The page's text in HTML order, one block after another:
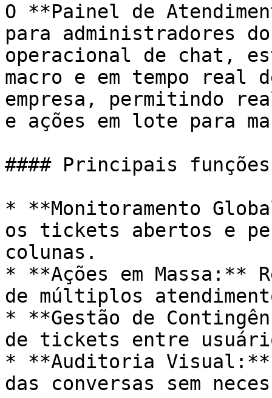
O **Painel de
para administradores
operacional de chat,
macro e em tempo
empresa, permitindo
e ações em lote para
#### Principais funções
* **Monitoramento
os tickets abertos e
colunas.
* **Ações em Massa:**
de múltiplos
* **Gestão de
de tickets entre
* **Auditoria Visual:**
das conversas sem